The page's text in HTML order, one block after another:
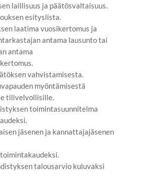
laillisuus ja päätösvaltaisuus.
esityslista.
laatima vuosikertomus ja
antama lausunto tai
antama
vahvistamisesta.
myöntämisestä
tilivelvollisille.
toimintasuunnitelma
jäsenen ja kannattajajäsenen
talousarvio kuluvaksi